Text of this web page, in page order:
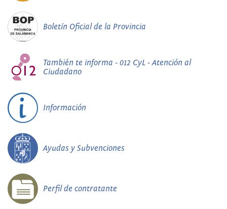
Boletín Oficial de la Provincia
También te informa - 012 CyL - Atención al
Ciudadano
Información
Ayudas y Subvenciones
Perfil de contratante